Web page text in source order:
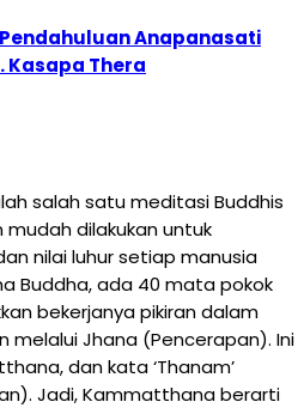
Anapanasati
Kasapa Thera
salah satu meditasi Buddhis
dilakukan untuk
nilai luhur setiap manusia
Buddha, ada 40 mata pokok
bekerjanya pikiran dalam
Jhana (Pencerapan). Ini
dan kata ‘Thanam’
Jadi, Kammatthana berarti